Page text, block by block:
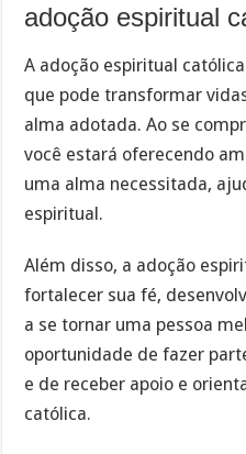
adoção espiritual
A adoção espiritual
que pode transformar
alma adotada. Ao se
você estará oferecendo
uma alma necessitada,
espiritual.
Além disso, a adoção
fortalecer sua fé,
a se tornar uma pessoa
oportunidade de fazer
e de receber apoio e
católica.